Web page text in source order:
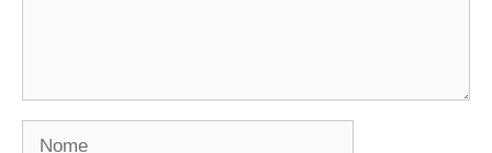
Nome